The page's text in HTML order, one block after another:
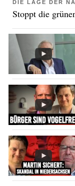
DIE LAGE DER
Stoppt die